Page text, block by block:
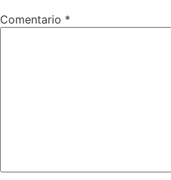
Comentario *